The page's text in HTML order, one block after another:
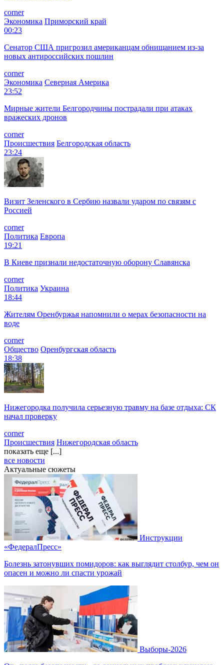
corner
Экономика Приморский край
00:23
Сенатор США пригрозил американцам обнищанием из-за
новых антироссийских пошлин
corner
Экономика Северная Америка
23:52
Мирные жители Белгородчины пострадали при атаках
вражеских дронов
corner
Происшествия Белгородская область
23:24
Визит Зеленского в Сербию назвали ударом по связям с
Россией
corner
Политика Европа
19:21
В Киеве признали недостаточную оборону Славянска
corner
Политика Украина
18:44
Жителям Оренбуржья напомнили о мерах безопасности на
воде
corner
Общество Оренбургская область
18:38
Нижегородка получила серьезную травму на базе отдыха: СК
начал проверку
corner
Происшествия Нижегородская область
показать еще [...]
все новости
Актуальные сюжеты
Инструкции
«ФедералПресс»
Болезнь затонувших помидоров: как выглядит столбур, чем он
опасен и можно ли спасти урожай
Выборы-2026